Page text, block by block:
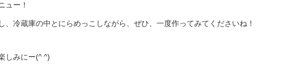
ュー！
冷蔵庫の中とにらめっこしながら、ぜひ、一度作ってみてくださいね！
しみにー(^ ^)